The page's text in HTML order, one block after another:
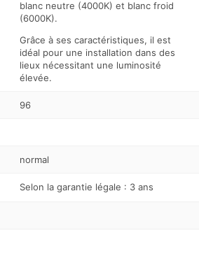
blanc neutre (4000K) et blanc froid
(6000K).
Grâce à ses caractéristiques, il est
idéal pour une installation dans des
lieux nécessitant une luminosité
élevée.
96
normal
Selon la garantie légale : 3 ans